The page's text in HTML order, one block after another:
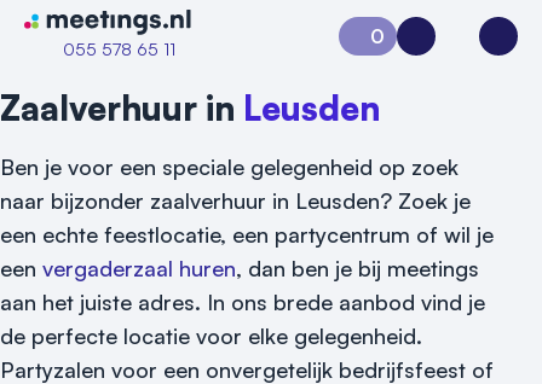
Naar home van Meetings
055 578 65 11
0
Aanvraag 0Inloggen
Zaalverhuur in Leusden
Ben je voor een speciale gelegenheid op zoek
naar bijzonder zaalverhuur in Leusden? Zoek je
een echte feestlocatie, een partycentrum of wil je
een vergaderzaal huren, dan ben je bij meetings
aan het juiste adres. In ons brede aanbod vind je
de perfecte locatie voor elke gelegenheid.
Partyzalen voor een onvergetelijk bedrijfsfeest of